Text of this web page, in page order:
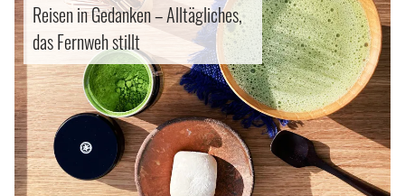
Handwerk
Porträt | Interview
Gesundheit
Buch | Film | Rezensionen
Reisen in Gedanken – Alltägliches,
das Fernweh stillt